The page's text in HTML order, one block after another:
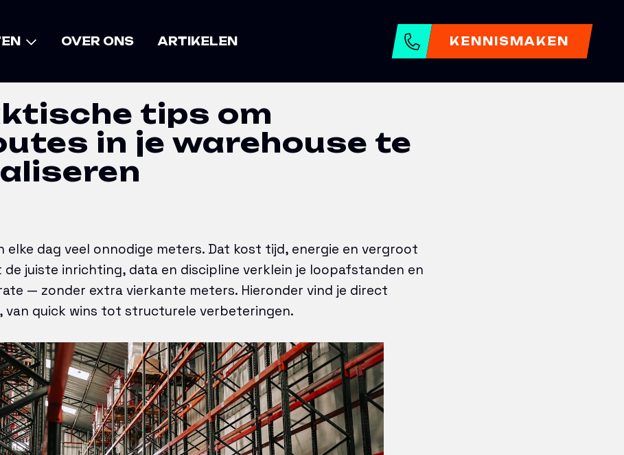
OVER ONS ARTIKELEN KENNISMAKEN
tips om
in je warehouse te
elke dag veel onnodige meters. Dat kost tijd, energie en vergroot
juiste inrichting, data en discipline verklein je loopafstanden en
— zonder extra vierkante meters. Hieronder vind je direct
van quick wins tot structurele verbeteringen.